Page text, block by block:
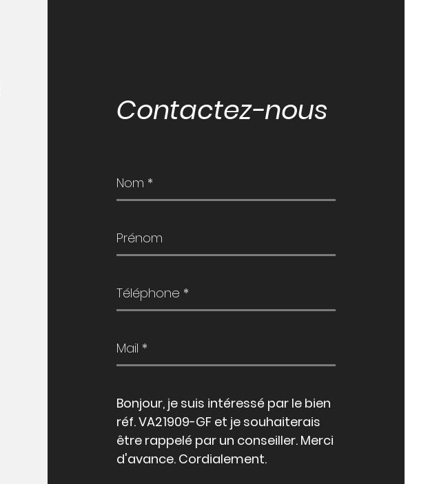
Contactez-nous